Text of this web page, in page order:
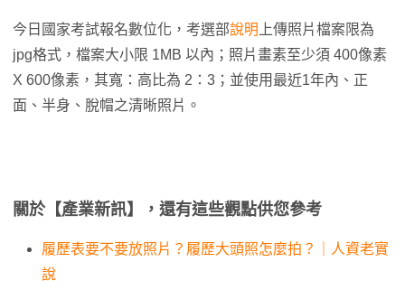
今日國家考試報名數位化，考選部說明 上傳照片檔案限為
jpg格式，檔案大小限 1MB 以內；照片畫素至少須 400像素
X 600像素，其寬：高比為 2：3；並使用最近1年內、正
面、半身、脫帽之清晰照片。
關於【產業新訊】，還有這些觀點供您參考
履歷表要不要放照片？履歷大頭照怎麼拍？｜人資老實
說